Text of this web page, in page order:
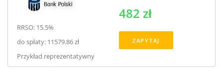
RRSO: 15.5%
do spłaty: 11579.86 zł
Przykład reprezentatywny
482 zł
ZAPYTAJ